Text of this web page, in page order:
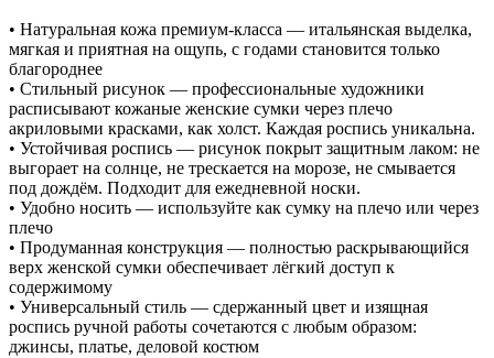
• Натуральная кожа премиум-класса — итальянская выделка,
мягкая и приятная на ощупь, с годами становится только
благороднее
• Стильный рисунок — профессиональные художники
расписывают кожаные женские сумки через плечо
акриловыми красками, как холст. Каждая роспись уникальна.
• Устойчивая роспись — рисунок покрыт защитным лаком: не
выгорает на солнце, не трескается на морозе, не смывается
под дождём. Подходит для ежедневной носки.
• Удобно носить — используйте как сумку на плечо или через
плечо
• Продуманная конструкция — полностью раскрывающийся
верх женской сумки обеспечивает лёгкий доступ к
содержимому
• Универсальный стиль — сдержанный цвет и изящная
роспись ручной работы сочетаются с любым образом:
джинсы, платье, деловой костюм